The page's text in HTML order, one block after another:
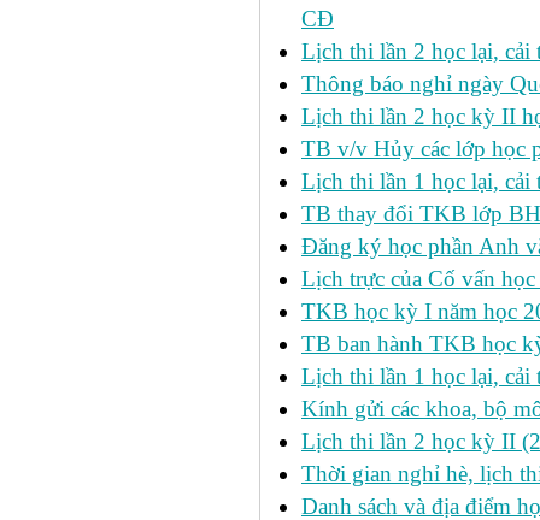
CĐ
Lịch thi lần 2 học lại, cải
Thông báo nghỉ ngày
Lịch thi lần 2 học kỳ II
TB v/v Hủy các lớp học
Lịch thi lần 1 học lại, cải
TB thay đổi TKB lớp
Đăng ký học phần Anh
Lịch trực của Cố vấn học
TKB học kỳ I năm học
TB ban hành TKB học
Lịch thi lần 1 học lại, cải
Kính gửi các khoa, bộ
Lịch thi lần 2 học kỳ II
Thời gian nghỉ hè, lịch
Danh sách và địa điểm